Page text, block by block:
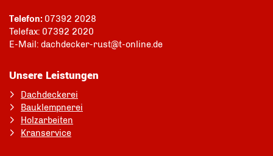
Telefon: 07392 2028
Telefax: 07392 2020
E-Mail: dachdecker-rust@t-online.de
Unsere Leistungen
Dachdeckerei
Bauklempnerei
Holzarbeiten
Kranservice